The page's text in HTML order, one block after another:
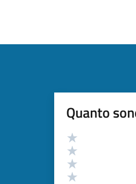
Quanto
Valutazione